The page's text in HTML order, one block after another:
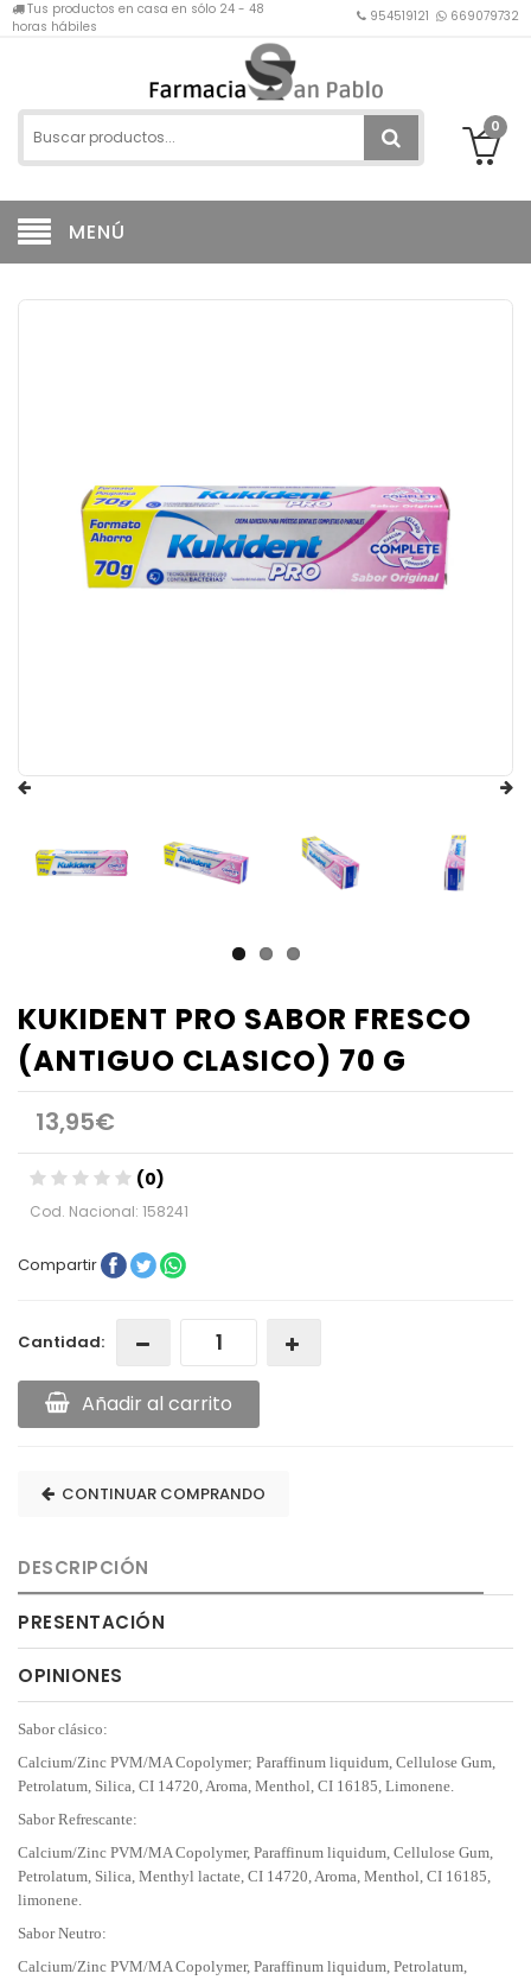
Tus productos en casa en sólo 24 - 48
horas hábiles
954519121 669079732
0
MENÚ
KUKIDENT PRO SABOR FRESCO
(ANTIGUO CLASICO) 70 G
13,95€
(0)
Cod. Nacional: 158241
Compartir
Cantidad:
Añadir al carrito
CONTINUAR COMPRANDO
DESCRIPCIÓN
PRESENTACIÓN
OPINIONES
Sabor clásico:
Calcium/Zinc PVM/MA Copolymer; Paraffinum liquidum, Cellulose Gum,
Petrolatum, Silica, CI 14720, Aroma, Menthol, CI 16185, Limonene.
Sabor Refrescante:
Calcium/Zinc PVM/MA Copolymer, Paraffinum liquidum, Cellulose Gum,
Petrolatum, Silica, Menthyl lactate, CI 14720, Aroma, Menthol, CI 16185,
limonene.
Sabor Neutro:
Calcium/Zinc PVM/MA Copolymer, Paraffinum liquidum, Petrolatum,